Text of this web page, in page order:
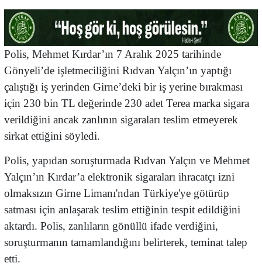
Polis, Mehmet Kırdar’ın 7 Aralık 2025 tarihinde
Gönyeli’de işletmeciliğini Rıdvan Yalçın’ın yaptığı
çalıştığı iş yerinden Girne’deki bir iş yerine bırakması
için 230 bin TL değerinde 230 adet Terea marka sigara
verildiğini ancak zanlının sigaraları teslim etmeyerek
sirkat ettiğini söyledi.
Polis, yapıdan soruşturmada Rıdvan Yalçın ve Mehmet
Yalçın’ın Kırdar’a elektronik sigaraları ihracatçı izni
olmaksızın Girne Limanı'ndan Türkiye'ye götürüp
satması için anlaşarak teslim ettiğinin tespit edildiğini
aktardı. Polis, zanlıların gönüllü ifade verdiğini,
soruşturmanın tamamlandığını belirterek, teminat talep
etti.